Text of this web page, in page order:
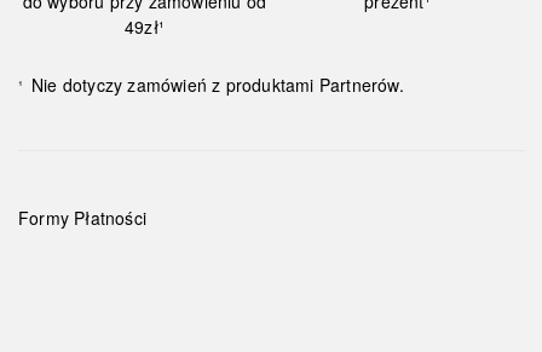
49zł¹
¹ Nie dotyczy zamówień z produktami Partnerów.
Formy Płatności